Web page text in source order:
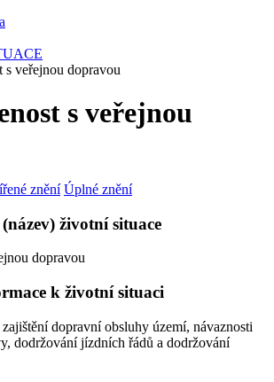
s veřejnou dopravou
s veřejnou
znění Úplné znění
životní situace
dopravou
k životní situaci
dopravní obsluhy území, návaznosti
dodržování jízdních řádů a dodržování